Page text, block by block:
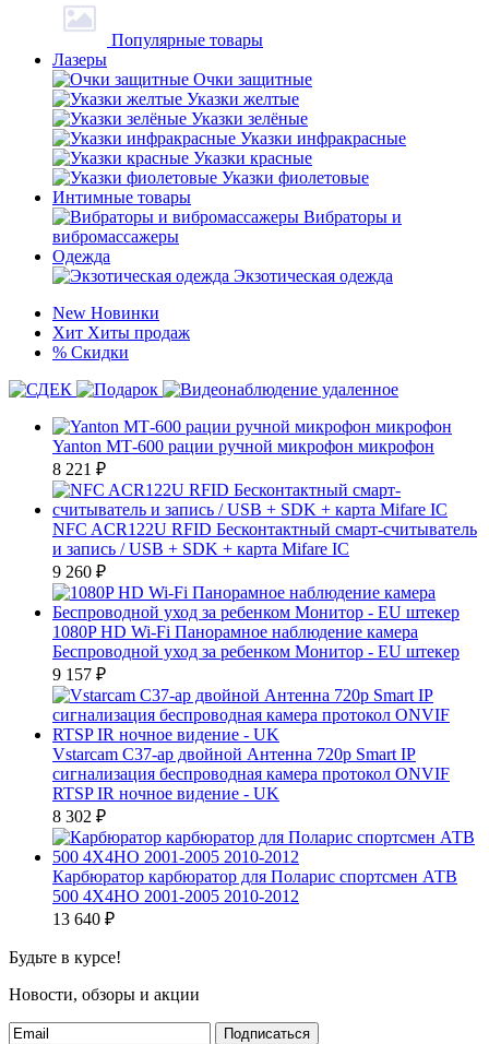
Популярные товары
Лазеры
Очки защитные
Указки желтые
Указки зелёные
Указки инфракрасные
Указки красные
Указки фиолетовые
Интимные товары
Вибраторы и
вибромассажеры
Одежда
Экзотическая одежда
New Новинки
Хит Хиты продаж
% Скидки
Yanton МТ-600 рации ручной микрофон микрофон
8 221 ₽
NFC ACR122U RFID Бесконтактный смарт-считыватель
и запись / USB + SDK + карта Mifare IC
9 260 ₽
1080P HD Wi-Fi Панорамное наблюдение камера
Беспроводной уход за ребенком Монитор - EU штекер
9 157 ₽
Vstarcam C37-ар двойной Антенна 720p Smart IP
сигнализация беспроводная камера протокол ONVIF
RTSP IR ночное видение - UK
8 302 ₽
Карбюратор карбюратор для Поларис спортсмен АТВ
500 4X4HO 2001-2005 2010-2012
13 640 ₽
Будьте в курсе!
Новости, обзоры и акции
Подписаться